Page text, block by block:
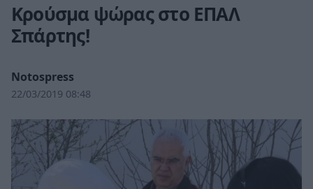
Κρούσμα ψώρας στο ΕΠΑΛ
Σπάρτης!
Notospress
22/03/2019 08:48